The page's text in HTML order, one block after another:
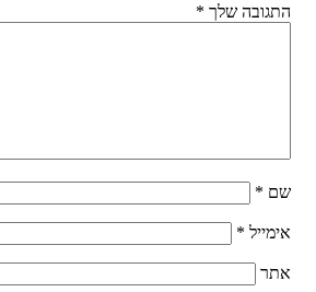
התגובה שלך *
שם *
אימייל *
אתר